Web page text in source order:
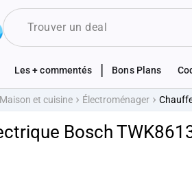
Les + commentés Bons Plans
Maison et cuisine Électroménager
Bosch